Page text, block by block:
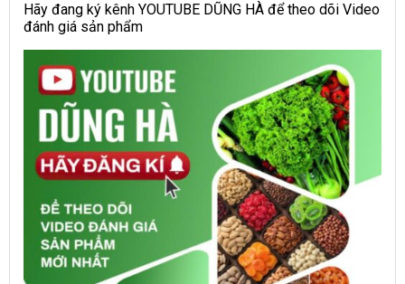
Hãy đang ký kênh YOUTUBE DŨNG HÀ để theo dõi Video
đánh giá sản phẩm